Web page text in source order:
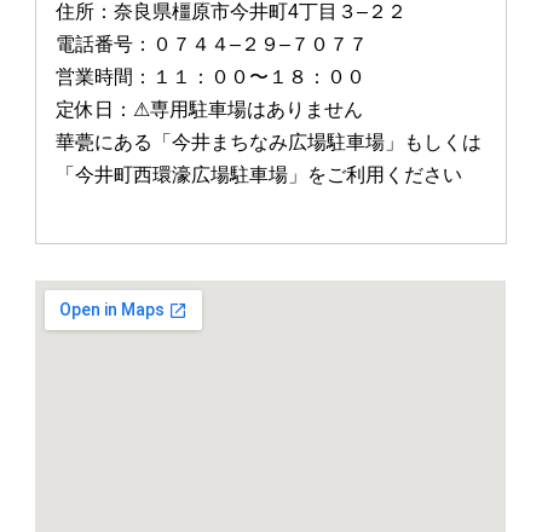
住所：奈良県橿原市今井町4丁目３–２２
電話番号：０７４４–２９–７０７７
営業時間：１１：００〜１８：００
定休日：⚠︎専用駐車場はありません
華甍にある「今井まちなみ広場駐車場」もしくは
「今井町西環濠広場駐車場」をご利用ください